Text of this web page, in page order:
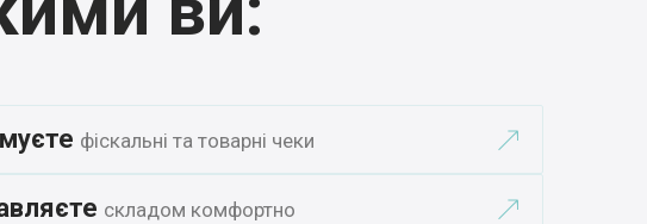
фіскальні та товарні чеки
складом комфортно